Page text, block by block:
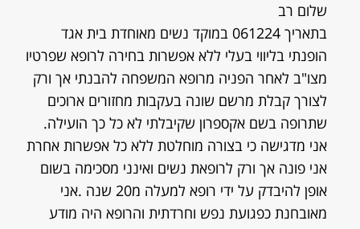
שלום רב
בתאריך 061224 במוקד נשים מאוחדת בית אגד
הופנתי בליווי בעלי ללא אפשרות בחירה לרופא שפרטיו
מצו"ב לאחר הפניה מרופא המשפחה להבנתי אך ורק
לצורך קבלת מרשם שונה בעקבות מחזורים ארוכים
שתרופה בשם אקספרון שקיבלתי לא כל כך הועילה.
אני מדגישה כי בצורה מוחלטת ללא כל אפשרות אחרת
אני פונה אך ורק לרופאת נשים ואינני מסכימה בשום
אופן להיבדק על ידי רופא למעלה מ20 שנה .אני
מאובחנת כפגועת נפש וחרדתית והרופא היה מודע